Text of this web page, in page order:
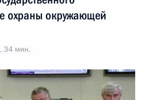
охраны окружающей
34 мин.